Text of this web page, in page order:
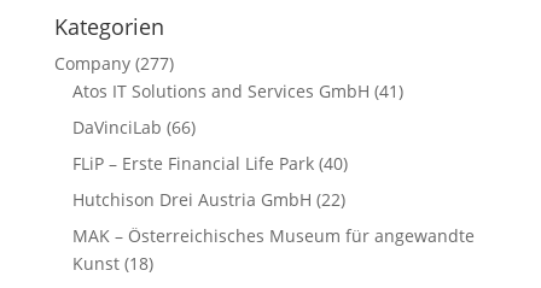
Kategorien
Company(277)
Atos IT Solutions and Services GmbH (41)
DaVinciLab (66)
FLiP – Erste Financial Life Park(40)
Hutchison Drei Austria GmbH (22)
MAK – Österreichisches Museum für angewandte
Kunst(18)